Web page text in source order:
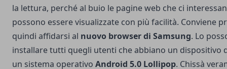
la lettura, perché al buio le pagine web che ci
possono essere visualizzate con più facilità. Conviene
quindi affidarsi al nuovo browser di Samsung. Lo
installare tutti quegli utenti che abbiano un dispositivo
un sistema operativo Android 5.0 Lollipop. Chissà